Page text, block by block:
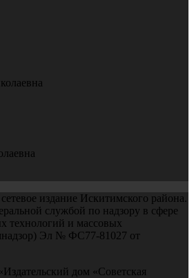
издание Искитимского района.
службой по надзору в сфере
технологий и массовых
Эл № ФС77-81027 от
дом «Советская